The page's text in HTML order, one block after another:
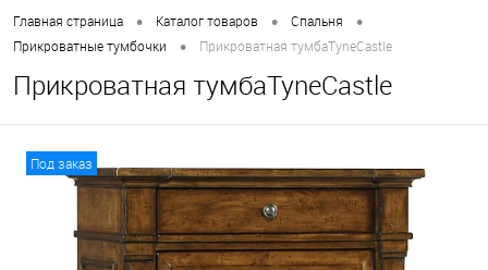
Главная страница • Каталог товаров • Спальня •
Прикроватные тумбочки • Прикроватная тумбаTyneCastle
Прикроватная тумбаTyneCastle
Под заказ